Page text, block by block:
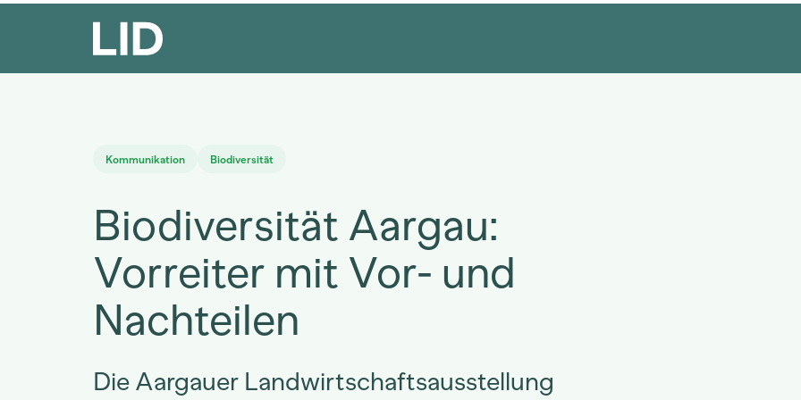
Kommunikation Biodiversität
Biodiversität Aargau:
Vorreiter mit Vor- und
Nachteilen
Die Aargauer Landwirtschaftsausstellung